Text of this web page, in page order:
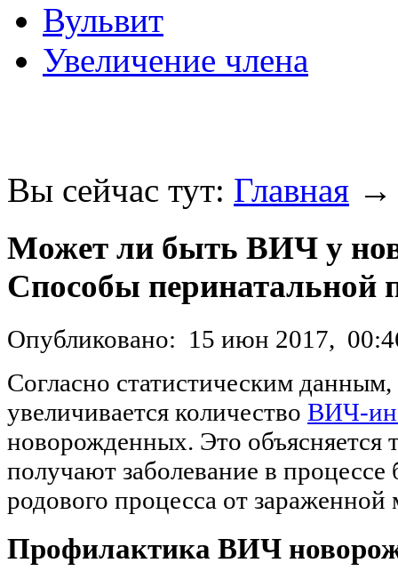
Вульвит
Увеличение члена
Вы сейчас тут: Главная
Может ли быть ВИЧ у
Способы перинатальной
Опубликовано: 15 июн 2017,
Согласно статистическим
увеличивается количество ВИЧ-
новорожденных. Это объясняется
получают заболевание в
родового процесса от зараженной
Профилактика ВИЧ